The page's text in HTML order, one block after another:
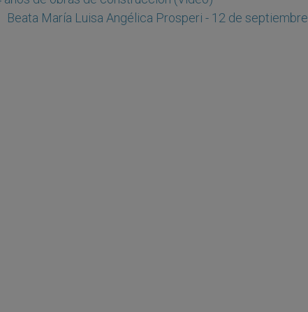
Beata María Luisa Angélica Prosperi - 12 de septiembre